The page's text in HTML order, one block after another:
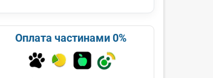
Оплата частинами 0%